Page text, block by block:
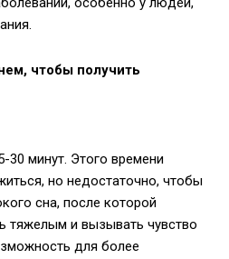
чтобы получить
30 минут. Этого времени
но недостаточно, чтобы
сна, после которой
тяжелым и вызывать чувство
для более